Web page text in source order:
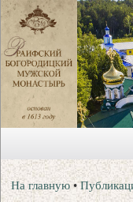
На главную •